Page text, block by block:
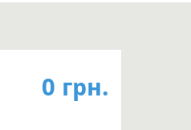
0 грн.